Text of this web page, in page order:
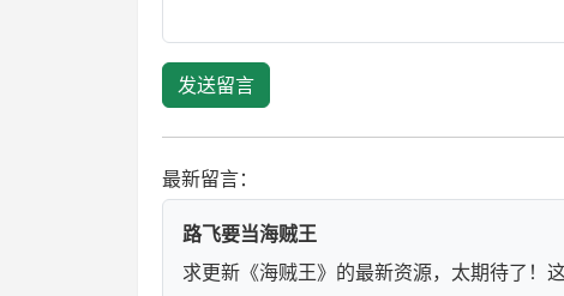
发送留言
最新留言：
路飞要当海贼王
求更新《海贼王》的最新资源，太期待了！